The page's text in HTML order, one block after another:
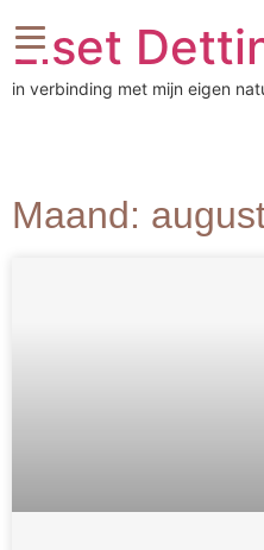
Liset
in verbinding met mijn eigen
Maand: